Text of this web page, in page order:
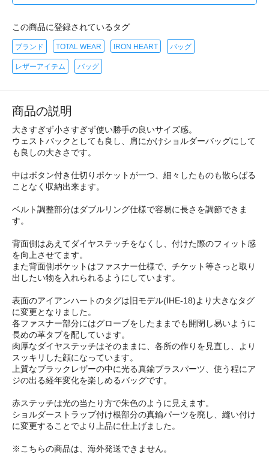
この商品に登録されているタグ
ブランド TOTAL WEAR IRON HEART バッグ
レザーアイテム バッグ
商品の説明
大きすぎず小さすぎず使い勝手の良いサイズ感。
ウェストバックとしても良し、肩にかけショルダーバッグにして
も良しの大きさです。
中はボタン付き仕切りポケットが一つ、細々したものも散らばる
ことなく収納出来ます。
ベルト調整部分はダブルリング仕様で容易に長さを調節できま
す。
背面側はあえてダイヤステッチをなくし、付けた際のフィット感
を向上させてます。
また背面側ポケットはファスナー仕様で、チケット等さっと取り
出したい物を入れられるようにしています。
表面のアイアンハートのタグは旧モデル(IHE-18)より大きなタグ
に変更となりました。
各ファスナー部分にはグローブをしたままでも開閉し易いように
長めの革タブを配しています。
肉厚なダイヤステッチはそのままに、各所の作りを見直し、より
スッキリした顔になっています。
上質なブラックレザーの中に光る真鍮ブラスパーツ、使う程にア
ジの出る経年変化を楽しめるバッグです。
赤ステッチは光の当たり方で朱色のように見えます。
ショルダーストラップ付け根部分の真鍮パーツを廃し、縫い付け
に変更することでより上品に仕上げました。
※こちらの商品は、海外発送できません。